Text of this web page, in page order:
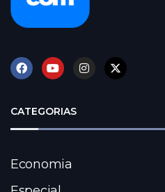
CATEGORIAS
Economia